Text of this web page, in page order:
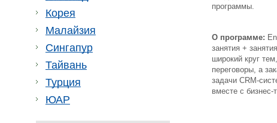
Корея
Малайзия
Сингапур
Тайвань
Турция
ЮАР
программы.
О программе:
занятия +
широкий круг
переговоры, а
задачи CRM-
вместе с